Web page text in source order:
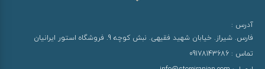
آدرس :
فارس. شیراز. خیابان شهید فقیهی. نبش کوچه 9. فروشگاه استور ایرانیان
تماس : 09178143686